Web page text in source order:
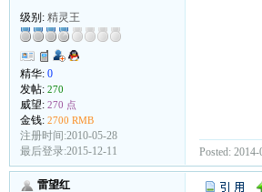
级别: 精灵王
精华: 0
发帖: 270
威望: 270 点
金钱: 2700 RMB
注册时间:2010-05-28
最后登录:2015-12-11
Posted:
雷望红